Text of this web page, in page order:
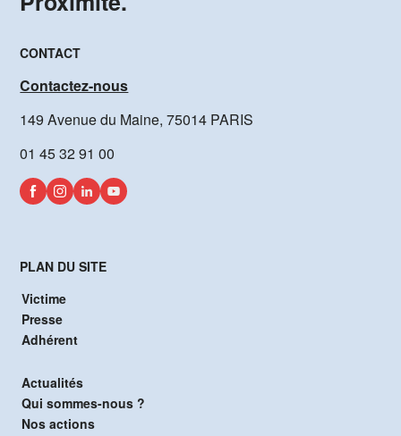
CONTACT
Contactez-nous
149 Avenue du Maine, 75014 PARIS
01 45 32 91 00
PLAN DU SITE
Victime
Presse
Adhérent
Actualités
Qui sommes-nous ?
Nos actions